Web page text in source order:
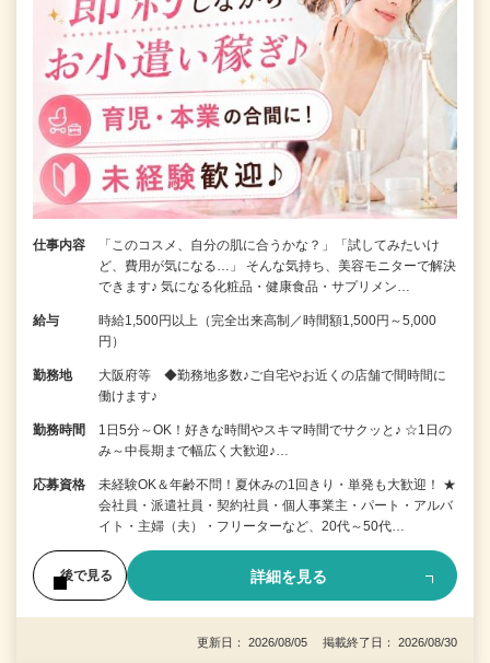
仕事内容
「このコスメ、自分の肌に合うかな？」「試してみたいけ
ど、費用が気になる…」 そんな気持ち、美容モニターで解決
できます♪ 気になる化粧品・健康食品・サプリメン…
給与
時給1,500円以上（完全出来高制／時間額1,500円～5,000
円）
勤務地
大阪府等 ◆勤務地多数♪ご自宅やお近くの店舗で間時間に
働けます♪
勤務時間
1日5分～OK！好きな時間やスキマ時間でサクッと♪ ☆1日の
み～中長期まで幅広く大歓迎♪…
応募資格
未経験OK＆年齢不問！夏休みの1回きり・単発も大歓迎！ ★
会社員・派遣社員・契約社員・個人事業主・パート・アルバ
イト・主婦（夫）・フリーターなど、20代～50代…
後で見る 詳細を見る
更新日： 2026/08/05 掲載終了日： 2026/08/30